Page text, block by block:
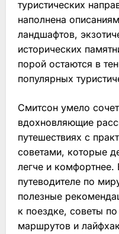
туристических
наполнена
ландшафтов,
исторических
порой остаются в
популярных
Смитсон умело
вдохновляющие
путешествиях с
советами, которые
легче и
путеводителе по
полезные
к поездке, советы
маршрутов и